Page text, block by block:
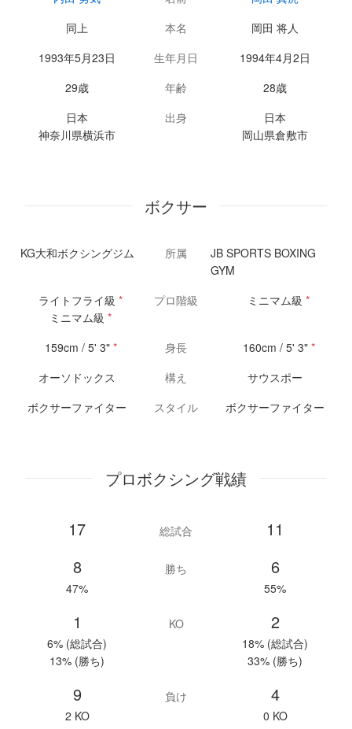
同上
本名
岡田 将人
1993年5月23日
生年月日
1994年4月2日
29歳
年齢
28歳
日本
神奈川県横浜市
出身
日本
岡山県倉敷市
ボクサー
KG大和ボクシングジム 所属
JB SPORTS BOXING
GYM
ライトフライ級 *
ミニマム級 *
プロ階級 ミニマム級 *
159cm / 5' 3" * 身長 160cm / 5' 3" *
オーソドックス
構え
サウスポー
ボクサーファイター
スタイル ボクサーファイター
プロボクシング戦績
17 総試合
11
8
47%
勝ち 6
55%
1
6% (総試合)
13% (勝ち)
KO 2
18% (総試合)
33% (勝ち)
9
2 KO
負け 4
0 KO